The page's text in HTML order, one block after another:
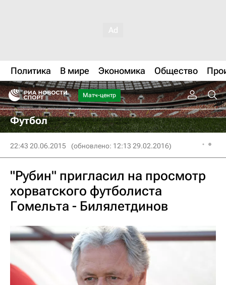
Политика В мире Экономика Общество
Матч-центр
Футбол
22:43 20.06.2015 (обновлено: 12:13 29.02.2016)
"Рубин" пригласил на просмотр
хорватского футболиста
Гомельта - Билялетдинов